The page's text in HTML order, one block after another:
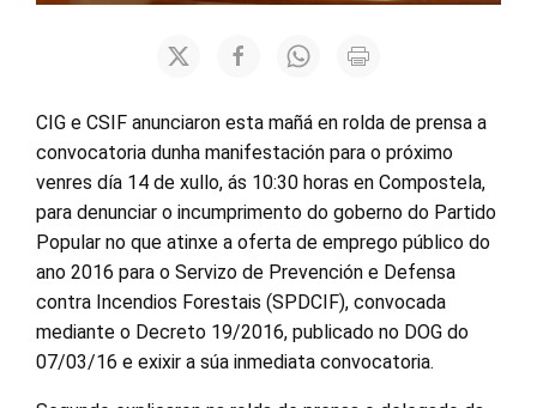
CIG e CSIF anunciaron esta mañá en rolda de prensa a
convocatoria dunha manifestación para o próximo
venres día 14 de xullo, ás 10:30 horas en Compostela,
para denunciar o incumprimento do goberno do Partido
Popular no que atinxe a oferta de emprego público do
ano 2016 para o Servizo de Prevención e Defensa
contra Incendios Forestais (SPDCIF), convocada
mediante o Decreto 19/2016, publicado no DOG do
07/03/16 e exixir a súa inmediata convocatoria.